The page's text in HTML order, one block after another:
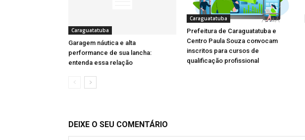
Caraguatatuba
Garagem náutica e alta
performance de sua lancha:
entenda essa relação
Caraguatatuba
Prefeitura de Caraguatatuba e
Centro Paula Souza convocam
inscritos para cursos de
qualificação profissional
DEIXE O SEU COMENTÁRIO